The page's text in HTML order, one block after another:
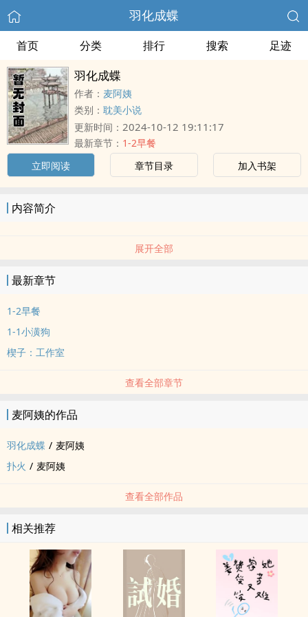
羽化成蝶
首页 分类 排行 搜索 足迹
羽化成蝶
作者： 麦阿姨
类别： 耽美小说
更新时间： 2024-10-12 19:11:17
最新章节： 1-2早餐
立即阅读
章节目录 加入书架
内容简介
展开全部
最新章节
1-2早餐
1-1小潢狗
楔子：工作室
查看全部章节
麦阿姨的作品
羽化成蝶 / 麦阿姨
扑火 / 麦阿姨
查看全部作品
相关推荐